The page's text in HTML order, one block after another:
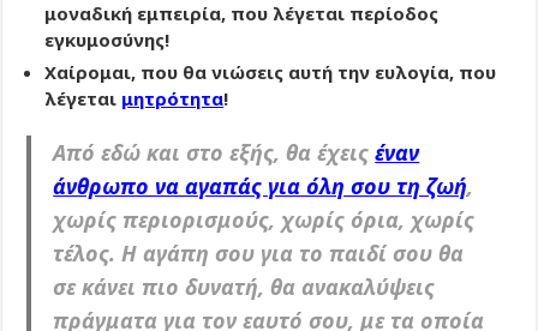
μοναδική εμπειρία, που λέγεται περίοδος
εγκυμοσύνης!
Χαίρομαι, που θα νιώσεις αυτή την ευλογία, που
λέγεται μητρότητα!
Από εδώ και στο εξής, θα έχειςέναν
άνθρωπο να αγαπάς για όλη σου τη ζωή,
χωρίς περιορισμούς, χωρίς όρια, χωρίς
τέλος. Η αγάπη σου για το παιδί σου θα
σε κάνει πιο δυνατή, θα ανακαλύψεις
πράγματα για τον εαυτό σου, με τα οποία